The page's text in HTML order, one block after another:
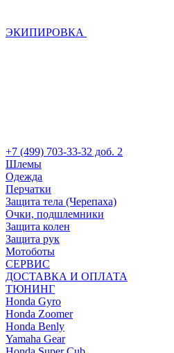
ЭКИПИРОВКА
+7 (499) 703-33-32 доб. 2
Шлемы
Одежда
Перчатки
Защита тела (Черепаха)
Очки, подшлемники
Защита колен
Защита рук
Мотоботы
СЕРВИС
ДОСТАВКА И ОПЛАТА
ТЮНИНГ
Honda Gyro
Honda Zoomer
Honda Benly
Yamaha Gear